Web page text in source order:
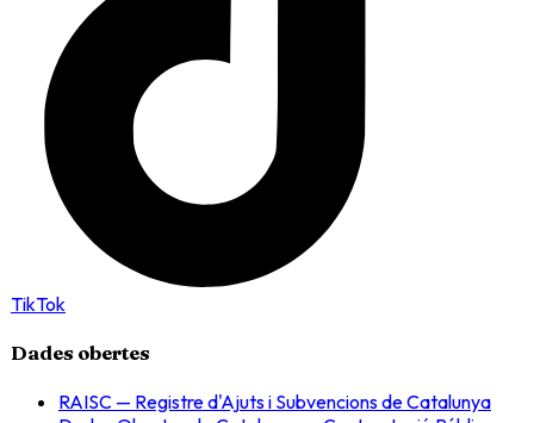
TikTok
Dades obertes
RAISC — Registre d'Ajuts i Subvencions de Catalunya